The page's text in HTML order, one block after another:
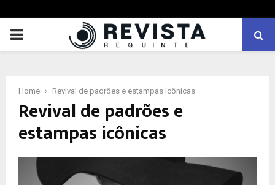
PRIMARY
Home Revival de padrões e estampas icônicas
Revival de padrões e
estampas icônicas